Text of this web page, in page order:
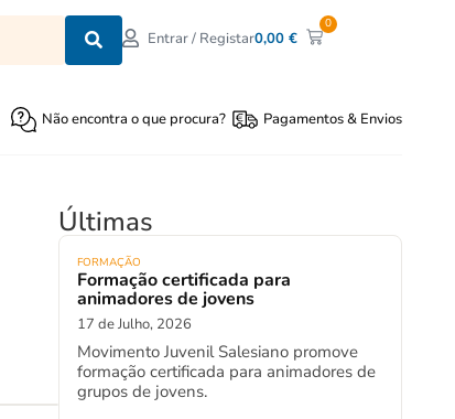
Entrar / Registar0,00€
0
Não encontra o que procura? Pagamentos & Envios
Últimas
FORMAÇÃO
Formação certificada para
animadores de jovens
17 de Julho, 2026
Movimento Juvenil Salesiano promove
formação certificada para animadores de
grupos de jovens.